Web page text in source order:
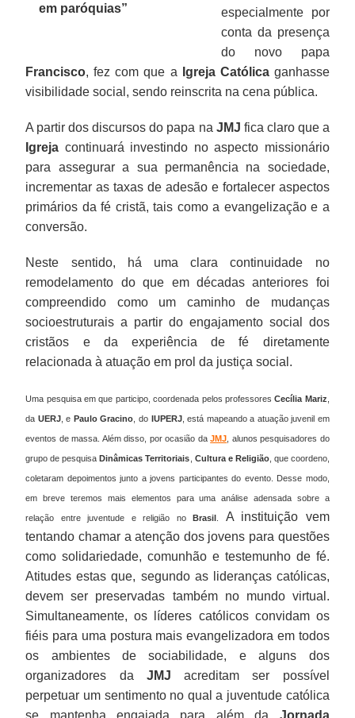
em paróquias”
especialmente por
conta da presença
do novo papa
Francisco, fez com que a Igreja Católicaganhasse
visibilidade social, sendo reinscrita na cena pública.
A partir dos discursos do papa na JMJ fica claro que a
Igreja continuará investindo no aspecto missionário
para assegurar a sua permanência na sociedade,
incrementar as taxas de adesão e fortalecer aspectos
primários da fé cristã, tais como a evangelização e a
conversão.
Neste sentido, há uma clara continuidade no
remodelamento do que em décadas anteriores foi
compreendido como um caminho de mudanças
socioestruturais a partir do engajamento social dos
cristãos e da experiência de fé diretamente
relacionada à atuação em prol da justiça social.
Uma pesquisa em que participo, coordenada pelos professoresCecília Mariz
da UERJ, e Paulo Gracino , do IUPERJ, está mapeando a atuação juvenil em
eventos de massa. Além disso, por ocasião daJMJ , alunos pesquisadores do
grupo de pesquisaDinâmicas Territoriais Cultura e Religião, que coordeno,
coletaram depoimentos junto a jovens participantes do evento. Desse modo,
em breve teremos mais elementos para uma análise adensada sobre a
relação entre juventude e religião noBrasil
A instituição vem
tentando chamar a atenção dos jovens para questões
como solidariedade, comunhão e testemunho de fé.
Atitudes estas que, segundo as lideranças católicas,
devem ser preservadas também no mundo virtual.
Simultaneamente, os líderes católicos convidam os
fiéis para uma postura mais evangelizadora em todos
os ambientes de sociabilidade, e alguns dos
organizadores da JMJ acreditam ser possível
perpetuar um sentimento no qual a juventude católica
se mantenha engajada para além da Jornada